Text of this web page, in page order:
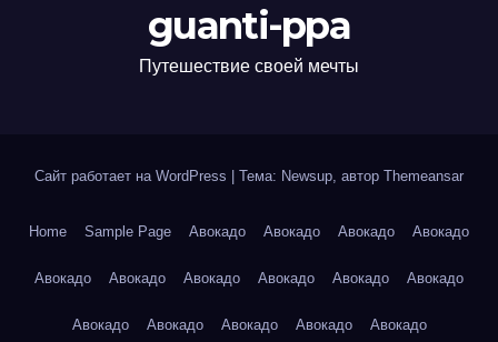
guanti-ppa
Путешествие своей мечты
Сайт работает на WordPress | Тема: Newsup, автор Themeansar
Home Sample Page Авокадо Авокадо Авокадо Авокадо
Авокадо Авокадо Авокадо Авокадо Авокадо Авокадо
Авокадо Авокадо Авокадо Авокадо Авокадо